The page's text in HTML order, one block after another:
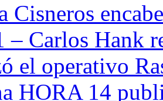
Cisneros
– Carlos Hank
el operativo
HORA 14